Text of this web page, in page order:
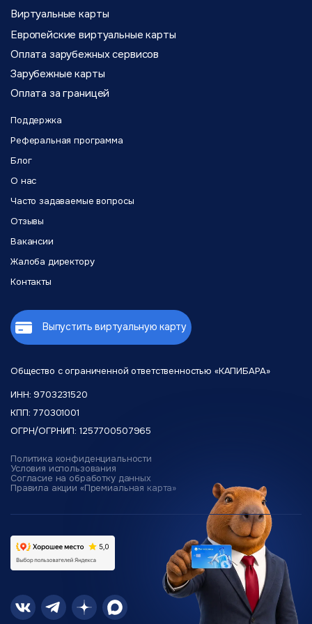
Общество с ограниченной ответственностью «КАПИБАРА»
ИНН: 9703231520
КПП: 770301001
ОГРН/ОГРНИП: 1257700507965
Виртуальные карты
Европейские виртуальные карты
Оплата зарубежных сервисов
Зарубежные карты
Оплата за границей
Поддержка
Реферальная программа
Блог
О нас
Часто задаваемые вопросы
Отзывы
Вакансии
Жалоба директору
Контакты
Выпустить виртуальную карту
Политика конфиденциальности
Условия использования
Согласие на обработку данных
Правила акции «Премиальная карта»